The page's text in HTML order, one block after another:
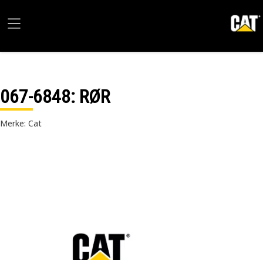
067-6848: RØR
Merke: Cat